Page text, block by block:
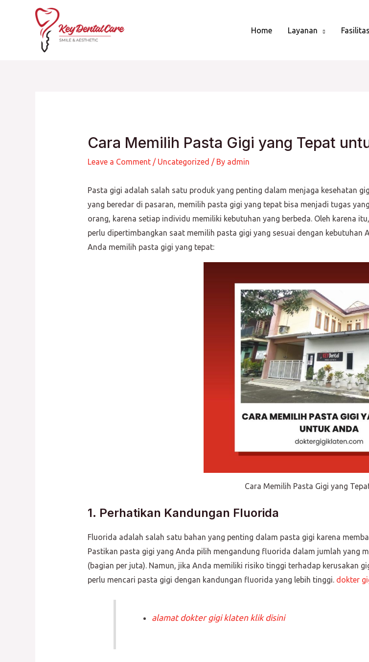
Home Layanan Fasilitas
Cara Memilih Pasta Gigi yang Tepat
Leave a Comment / Uncategorized / By admin
Pasta gigi adalah salah satu produk yang penting dalam menjaga kesehatan
yang beredar di pasaran, memilih pasta gigi yang tepat bisa menjadi tugas
orang, karena setiap individu memiliki kebutuhan yang berbeda. Oleh karena
perlu dipertimbangkan saat memilih pasta gigi yang sesuai dengan kebutuhan
Anda memilih pasta gigi yang tepat:
Cara Memilih Pasta Gigi yang
1. Perhatikan Kandungan Fluorida
Fluorida adalah salah satu bahan yang penting dalam pasta gigi karena
Pastikan pasta gigi yang Anda pilih mengandung fluorida dalam jumlah yang
(bagian per juta). Namun, jika Anda memiliki risiko tinggi terhadap kerusakan
perlu mencari pasta gigi dengan kandungan fluorida yang lebih tinggi. dokter
alamat dokter gigi klaten klik disini